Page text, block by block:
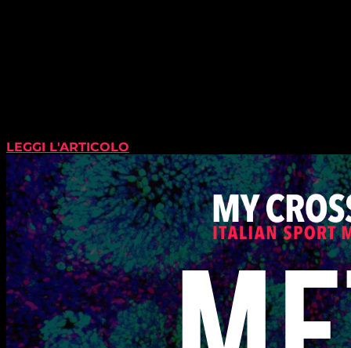
LEGGI L'ARTICOLO